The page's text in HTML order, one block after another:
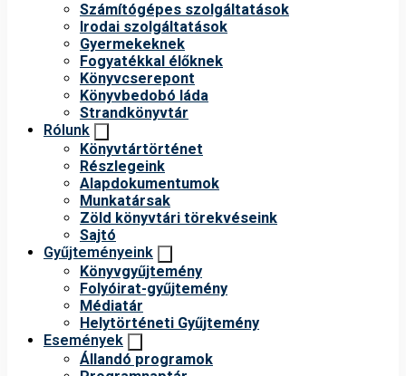
Számítógépes szolgáltatások
Irodai szolgáltatások
Gyermekeknek
Fogyatékkal élőknek
Könyvcserepont
Könyvbedobó láda
Strandkönyvtár
Rólunk
Könyvtártörténet
Részlegeink
Alapdokumentumok
Munkatársak
Zöld könyvtári törekvéseink
Sajtó
Gyűjteményeink
Könyvgyűjtemény
Folyóirat-gyűjtemény
Médiatár
Helytörténeti Gyűjtemény
Események
Állandó programok